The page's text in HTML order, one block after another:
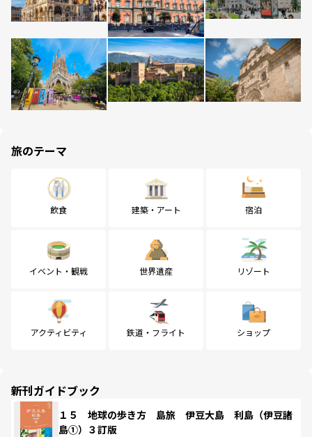
旅のテーマ
飲食 建築・アート 宿泊
イベント・観戦 世界遺産 リゾート
アクティビティ 鉄道・フライト ショップ
新刊ガイドブック
１５ 地球の歩き方 島旅 伊豆大島 利島（伊豆諸
島①）３訂版